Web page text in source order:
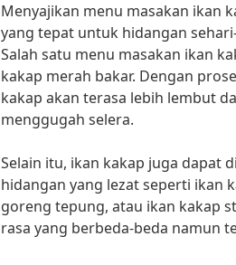
Menyajikan menu masakan ikan
yang tepat untuk hidangan
Salah satu menu masakan ikan
kakap merah bakar. Dengan
kakap akan terasa lebih lembut
menggugah selera.
Selain itu, ikan kakap juga dapat
hidangan yang lezat seperti ikan
goreng tepung, atau ikan kakap
rasa yang berbeda-beda namun